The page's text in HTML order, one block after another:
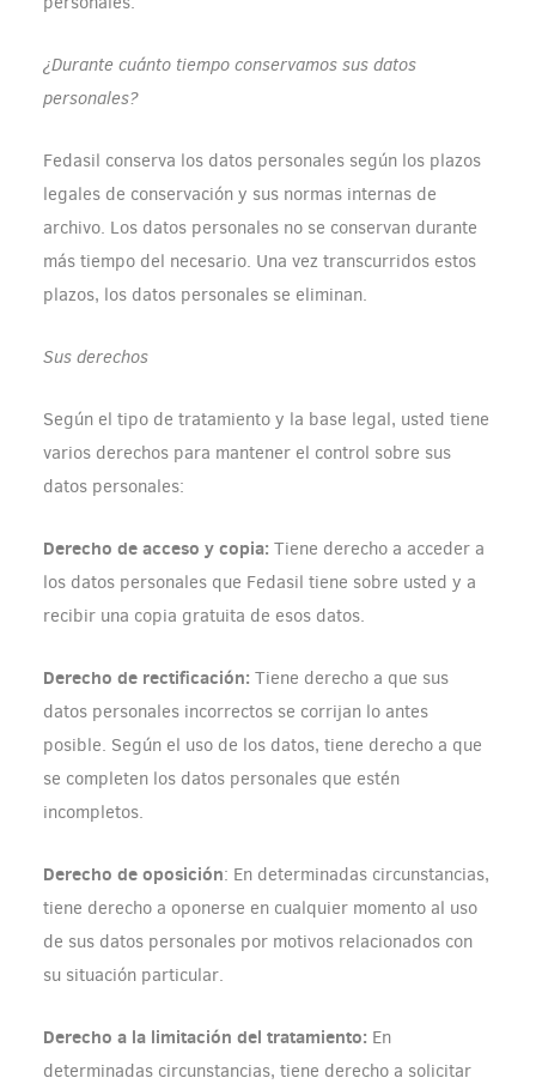
¿Durante cuánto tiempo conservamos sus datos
personales?
Fedasil conserva los datos personales según los plazos
legales de conservación y sus normas internas de
archivo. Los datos personales no se conservan durante
más tiempo del necesario. Una vez transcurridos estos
plazos, los datos personales se eliminan.
Sus derechos
Según el tipo de tratamiento y la base legal, usted tiene
varios derechos para mantener el control sobre sus
datos personales:
Derecho de acceso y copia: Tiene derecho a acceder a
los datos personales que Fedasil tiene sobre usted y a
recibir una copia gratuita de esos datos.
Derecho de rectificación: Tiene derecho a que sus
datos personales incorrectos se corrijan lo antes
posible. Según el uso de los datos, tiene derecho a que
se completen los datos personales que estén
incompletos.
Derecho de oposición: En determinadas circunstancias,
tiene derecho a oponerse en cualquier momento al uso
de sus datos personales por motivos relacionados con
su situación particular.
Derecho a la limitación del tratamiento: En
determinadas circunstancias, tiene derecho a solicitar